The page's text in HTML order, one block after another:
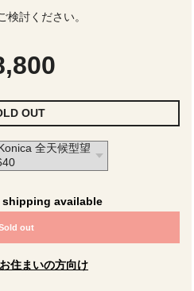
検討ください。
OUT
available
out
住まいの方向け